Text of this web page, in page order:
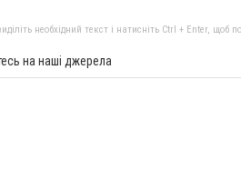
необхідний текст і натисніть Ctrl + Enter, щоб
на наші джерела